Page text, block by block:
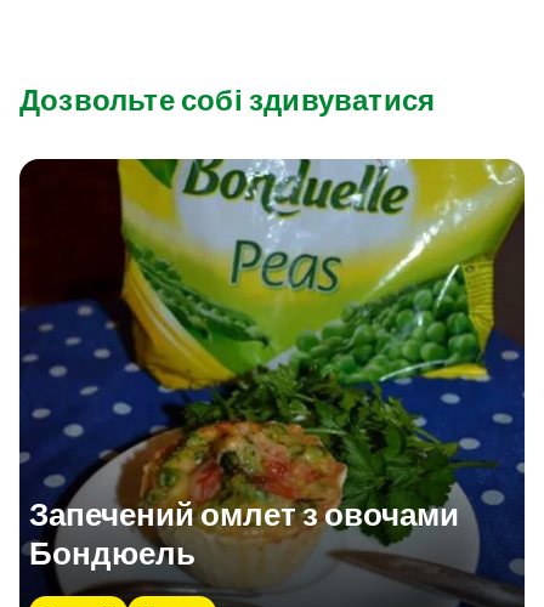
Дозвольте собі здивуватися
Запечений омлет з овочами
Бондюель